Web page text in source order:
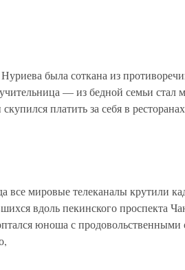
была соткана из
— из бедной семьи стал
платить за себя в
мировые телеканалы крутили
вдоль пекинского проспекта
юноша с